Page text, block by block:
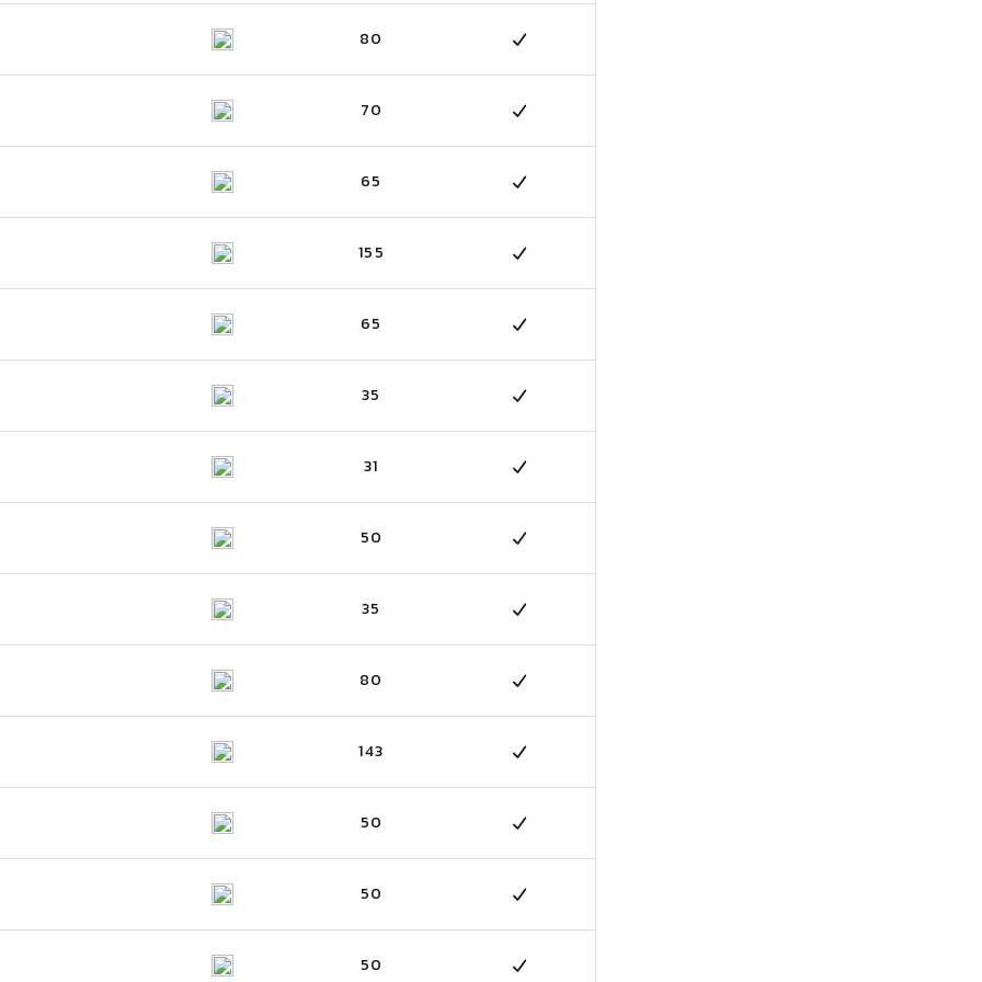
80
70
65
155
65
35
31
50
35
80
143
50
50
50